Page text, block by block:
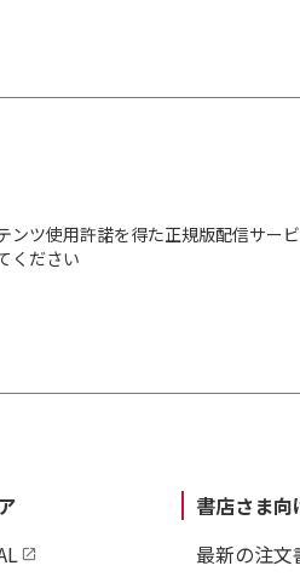
ツ使用許諾を得た正規版配信サー
ください
書店さま向
最新の注文